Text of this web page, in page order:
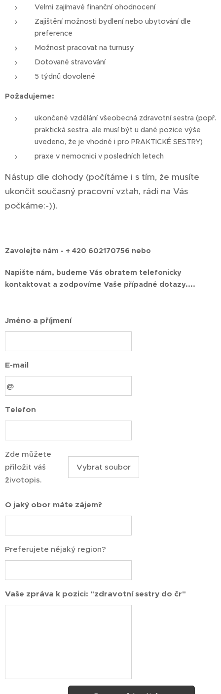
Velmi zajímavé finanční ohodnocení
Zajištění možnosti bydlení nebo ubytování dle
preference
Možnost pracovat na turnusy
Dotované stravování
5 týdnů dovolené
Požadujeme:
ukončené vzdělání všeobecná zdravotní sestra (popř.
praktická sestra, ale musí být u dané pozice výše
uvedeno, že je vhodné i pro PRAKTICKÉ SESTRY)
praxe v nemocnici v posledních letech
Nástup dle dohody (počítáme i s tím, že musíte
ukončit současný pracovní vztah, rádi na Vás
počkáme:-)).
Zavolejte nám - + 420 602170756 nebo
Napište nám, budeme Vás obratem telefonicky
kontaktovat a zodpovíme Vaše případné dotazy....
Jméno a příjmení
E-mail
Telefon
Zde můžete
přiložit váš
životopis.
Vybrat soubor
O jaký obor máte zájem?
Preferujete nějaký region?
Vaše zpráva k pozici: "zdravotní sestry do čr"